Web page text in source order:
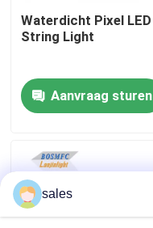
Fabrieksreis
Contacteer ons
nieuws
Alle Gevallen
Waterdicht Pixel LED
String Light
Aanvraag sturen
sales